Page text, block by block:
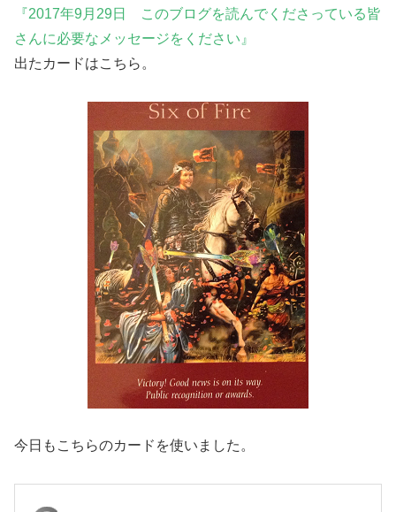
『2017年9月29日 このブログを読んでくださっている皆
さんに必要なメッセージをください』
出たカードはこちら。
今日もこちらのカードを使いました。